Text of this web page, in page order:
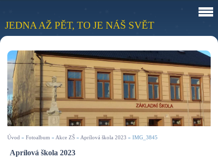
JEDNA AŽ PĚT, TO JE NÁŠ SVĚT
Úvod » Fotoalbum » Akce ZŠ » Aprílová škola 2023 » IMG_3845
Aprílová škola 2023